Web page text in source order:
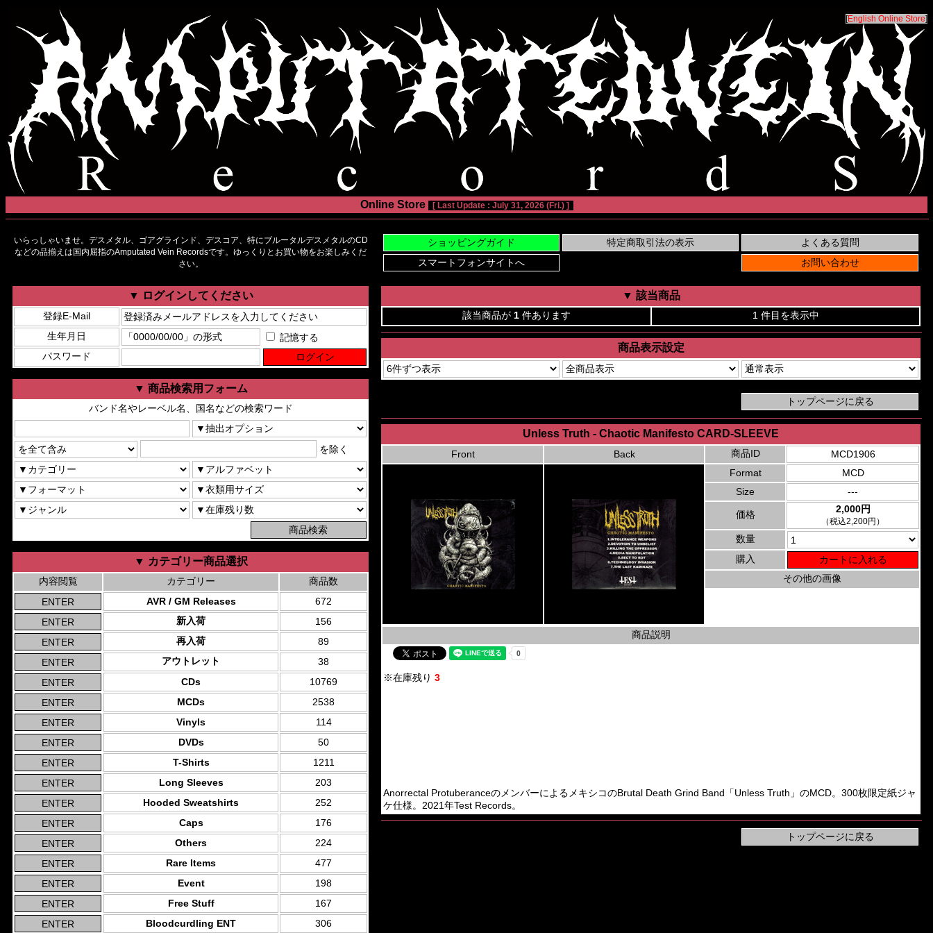
[English Online Store]
Online Store [ Last Update : July 31, 2026 (Fri.) ]
いらっしゃいませ。デスメタル、ゴアグラインド、デスコア、特にブルータルデスメタルのCD
などの品揃えは国内屈指のAmputated Vein Recordsです。ゆっくりとお買い物をお楽しみくだ
さい。
▼ ログインしてください
登録E-Mail
生年月日
記憶する
パスワード
▼ 商品検索用フォーム
バンド名やレーベル名、国名などの検索ワード
を除く
▼ カテゴリー商品選択
内容閲覧 カテゴリー
商品数
AVR / GM Releases
672
新入荷
156
再入荷
89
アウトレット
38
CDs
10769
MCDs
2538
Vinyls
114
DVDs
50
T-Shirts
1211
Long Sleeves
203
Hooded Sweatshirts
252
Caps
176
Others
224
Rare Items
477
Event
198
Free Stuff
167
Bloodcurdling ENT
306
▼ 該当商品
該当商品が 1 件あります 1 件目を表示中
商品表示設定
Unless Truth - Chaotic Manifesto CARD-SLEEVE
Front Back 商品ID
MCD1906
Format
MCD
Size
---
価格 2,000円
（税込2,200円）
数量
購入
その他の画像
商品説明
※在庫残り 3
Anorrectal ProtuberanceのメンバーによるメキシコのBrutal Death Grind Band「Unless Truth」のMCD。300枚限定紙ジャ
ケ仕様。2021年Test Records。